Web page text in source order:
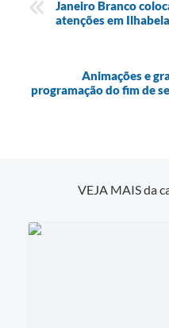
Janeiro Branco
atenções em Ilhabela
Animações e
programação do fim de
VEJA MAIS da